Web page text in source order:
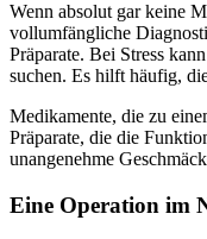
Wenn absolut gar keine
vollumfängliche
Präparate. Bei Stress
suchen. Es hilft häufig,
Medikamente, die zu
Präparate, die die
unangenehme
Eine Operation im